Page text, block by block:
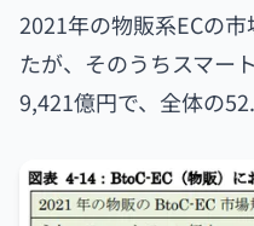
2021年の物販系ECの
たが、そのうちスマー
9,421億円で、全体の